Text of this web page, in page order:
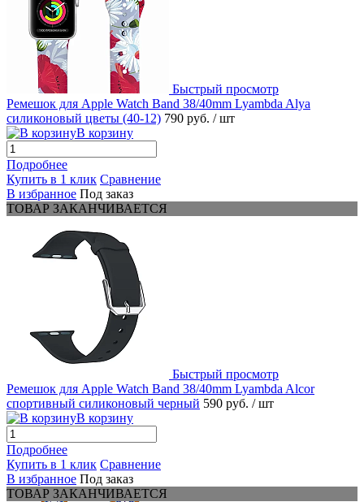
Быстрый просмотр
Ремешок для Apple Watch Band 38/40mm Lyambda Alya
силиконовый цветы (40-12) 790 руб. / шт
В корзину
Подробнее
Купить в 1 клик Сравнение
В избранное Под заказ
ТОВАР ЗАКАНЧИВАЕТСЯ
Быстрый просмотр
Ремешок для Apple Watch Band 38/40mm Lyambda Alcor
спортивный силиконовый черный 590 руб. / шт
В корзину
Подробнее
Купить в 1 клик Сравнение
В избранное Под заказ
ТОВАР ЗАКАНЧИВАЕТСЯ